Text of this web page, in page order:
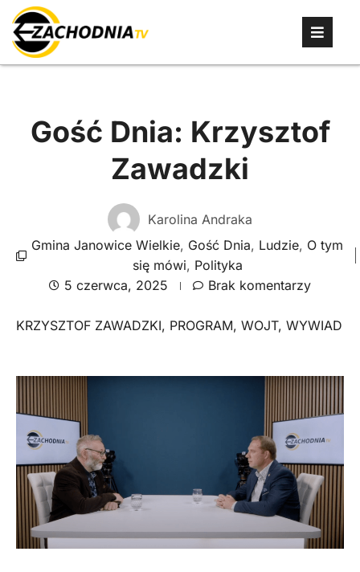
Gość Dnia: Krzysztof
Zawadzki
Karolina Andraka
Gmina Janowice Wielkie, Gość Dnia, Ludzie, O tym
się mówi, Polityka
5 czerwca, 2025
Brak komentarzy
KRZYSZTOF ZAWADZKI, PROGRAM, WOJT, WYWIAD